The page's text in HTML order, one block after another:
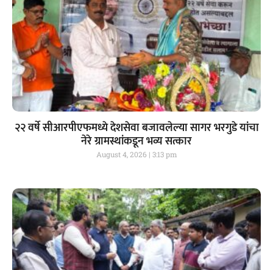
२२ वर्षे सीआरपीएफमध्ये देशसेवा बजावलेल्या सागर भरगुडे यांचा
नेरे ग्रामस्थांकडून भव्य सत्कार
August 4, 2026 3:13 pm